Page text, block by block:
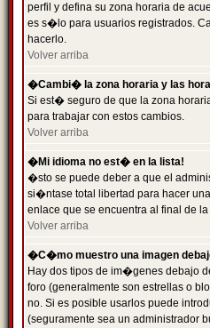
perfil y defina su zona horaria de
es s�lo para usuarios registrados.
hacerlo.
Volver arriba
�Cambi� la zona horaria y las
Si est� seguro de que la zona
para trabajar con estos cambios.
Volver arriba
�Mi idioma no est� en la lista!
�sto se puede deber a que el
si�ntase total libertad para hacer
enlace que se encuentra al final de
Volver arriba
�C�mo muestro una imagen
Hay dos tipos de im�genes debajo
foro (generalmente son estrellas o
no. Si es posible usarlos puede
(seguramente sea un administrador